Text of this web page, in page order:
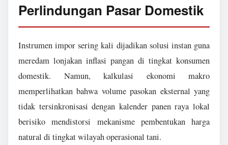
Perlindungan Pasar Domestik
Instrumen impor sering kali dijadikan solusi instan guna
meredam lonjakan inflasi pangan di tingkat konsumen
domestik. Namun, kalkulasi ekonomi makro
memperlihatkan bahwa volume pasokan eksternal yang
tidak tersinkronisasi dengan kalender panen raya lokal
berisiko mendistorsi mekanisme pembentukan harga
natural di tingkat wilayah operasional tani.